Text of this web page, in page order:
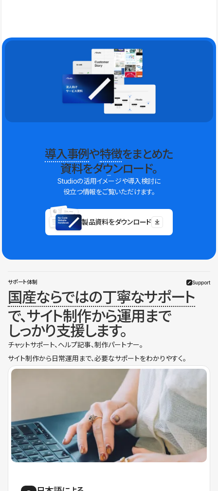
導入事例や特徴をまとめた
資料をダウンロード。
Studioの活用イメージや導入検討に
役立つ情報をご覧いただけます。
製品資料をダウンロード
サポート体制 Support
国産ならではの丁寧なサポート
で、サイト制作から運用まで
しっかり支援します。
チャットサポート、ヘルプ記事、制作パートナー。
サイト制作から日常運用まで、必要なサポートをわかりやすく。